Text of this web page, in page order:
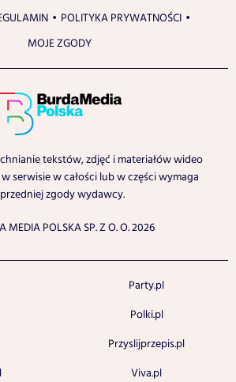
POLITYKA PRYWATNOŚCI
MOJE ZGODY
tekstów, zdjęć i materiałów wideo
serwisie w całości lub w części wymaga
zgody wydawcy.
MEDIA POLSKA SP. Z O. O. 2026
Party.pl
Polki.pl
Przyslijprzepis.pl
Viva.pl